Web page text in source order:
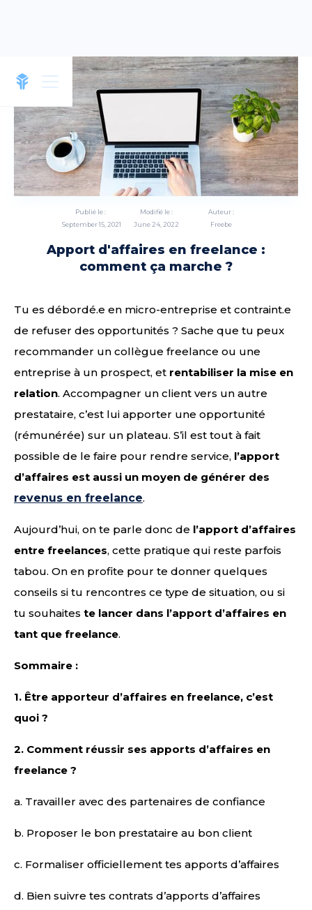
Publié le :
September 15, 2021
Modifié le :
June 24, 2022
Auteur :
Freebe
Apport d'affaires en freelance :
comment ça marche ?
Tu es débordé.e en micro-entreprise et contraint.e
de refuser des opportunités ? Sache que tu peux
recommander un collègue freelance ou une
entreprise à un prospect, et rentabiliser la mise en
relation. Accompagner un client vers un autre
prestataire, c’est lui apporter une opportunité
(rémunérée) sur un plateau. S’il est tout à fait
possible de le faire pour rendre service, l’apport
d’affaires est aussi un moyen de générer des
revenus en freelance.
Aujourd’hui, on te parle donc de l’apport d’affaires
entre freelances, cette pratique qui reste parfois
tabou. On en profite pour te donner quelques
conseils si tu rencontres ce type de situation, ou si
tu souhaites te lancer dans l’apport d’affaires en
tant que freelance.
Sommaire :
1. Être apporteur d’affaires en freelance, c’est
quoi ?
2. Comment réussir ses apports d’affaires en
freelance ?
a. Travailler avec des partenaires de confiance
b. Proposer le bon prestataire au bon client
c. Formaliser officiellement tes apports d’affaires
d. Bien suivre tes contrats d’apports d’affaires